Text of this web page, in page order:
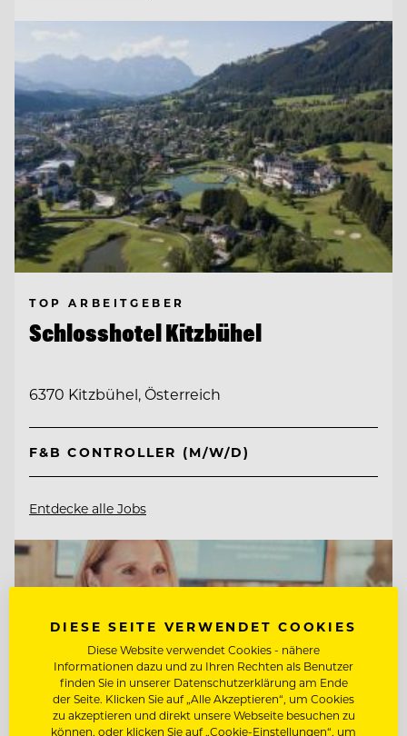
TOP ARBEITGEBER
Schlosshotel Kitzbühel
6370 Kitzbühel, Österreich
F&B CONTROLLER (M/W/D)
Entdecke alle Jobs
DIESE SEITE VERWENDET COOKIES
Diese Website verwendet Cookies - nähere
Informationen dazu und zu Ihren Rechten als Benutzer
finden Sie in unserer Datenschutzerklärung am Ende
der Seite. Klicken Sie auf „Alle Akzeptieren“, um Cookies
zu akzeptieren und direkt unsere Webseite besuchen zu
können, oder klicken Sie auf „Cookie-Einstellungen“, um